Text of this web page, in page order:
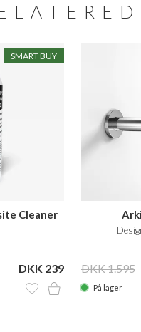
SMART BUY
Cleaner
DKK 239 DKK 1.595
På lager